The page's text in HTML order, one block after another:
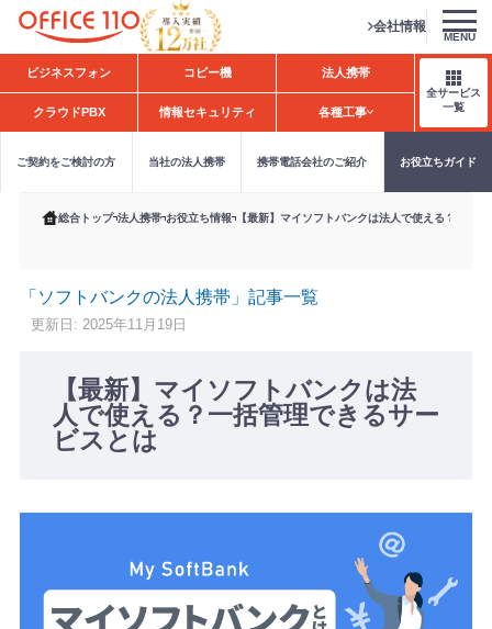
H
o
会社情報
MENU
ビジネスフォン コピー機 法人携帯
クラウドPBX 情報セキュリティ 各種工事
全サービス
一覧
ご契約をご検討の方 当社の法人携帯 携帯電話会社のご紹介 お役立ちガイド
総合トップ 法人携帯 お役立ち情報 【最新】マイソフトバンクは法人で使える？一括
「ソフトバンクの法人携帯」記事一覧
更新日: 2025年11月19日
【最新】マイソフトバンクは法
人で使える？一括管理できるサー
ビスとは